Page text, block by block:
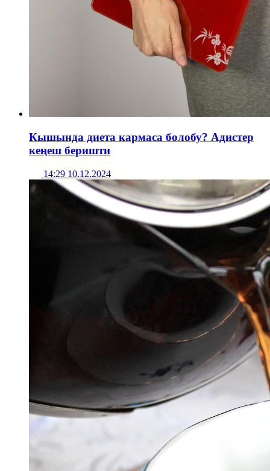
Кышында диета кармаса болобу? Адистер
кеңеш беришти
14:29 10.12.2024